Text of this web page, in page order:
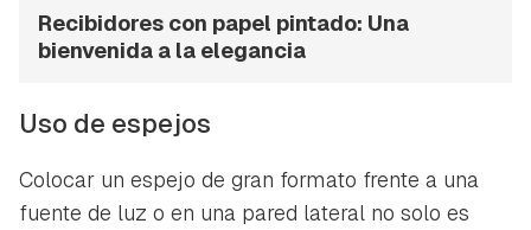
Recibidores con papel pintado: Una
bienvenida a la elegancia
Uso de espejos
Colocar un espejo de gran formato frente a una
fuente de luz o en una pared lateral no solo es